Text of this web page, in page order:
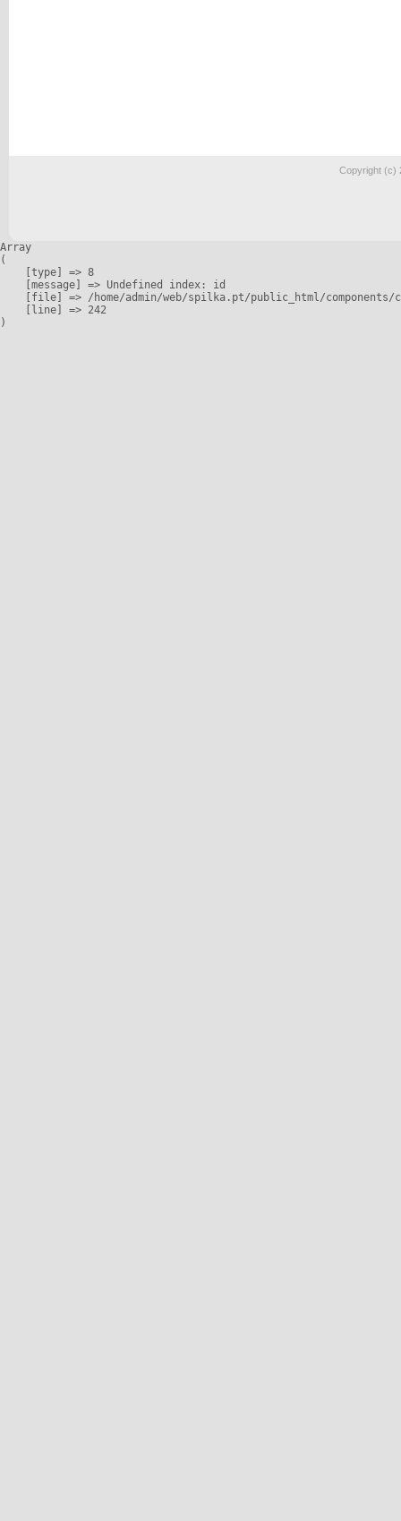
Copyright (c)
Array
(
    [type] => 8
    [message] => Undefined index: id
[file] => /home/admin/web/spilka.pt/public_html/
    [line] => 242